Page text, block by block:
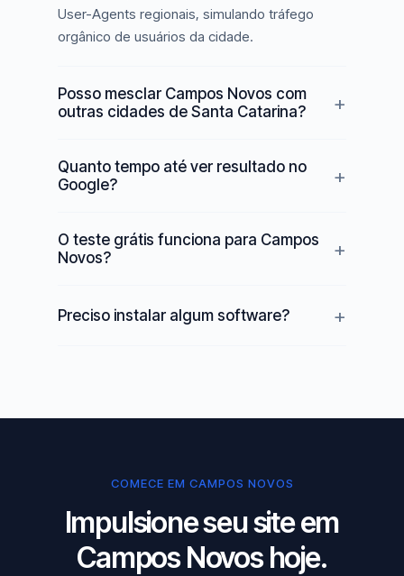
User-Agents regionais, simulando tráfego
orgânico de usuários da cidade.
Posso mesclar Campos Novos com
outras cidades de Santa Catarina?
Quanto tempo até ver resultado no
Google?
O teste grátis funciona para Campos
Novos?
Preciso instalar algum software?
COMECE EM CAMPOS NOVOS
Impulsione seu site em
Campos Novos hoje.